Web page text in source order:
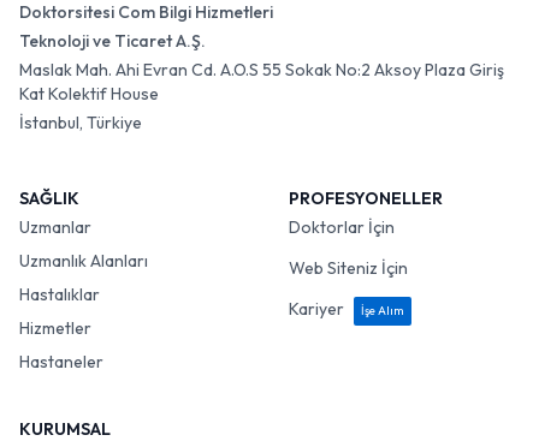
Doktorsitesi Com Bilgi Hizmetleri
Teknoloji ve Ticaret A.Ş.
Maslak Mah. Ahi Evran Cd. A.O.S 55 Sokak No:2 Aksoy Plaza Giriş
Kat Kolektif House
İstanbul, Türkiye
SAĞLIK
Uzmanlar
Uzmanlık Alanları
Hastalıklar
Hizmetler
Hastaneler
PROFESYONELLER
Doktorlar İçin
Web Siteniz İçin
Kariyer
İşe Alım
KURUMSAL